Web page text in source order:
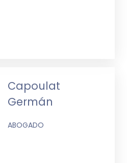
Capoulat
Germán
ABOGADO